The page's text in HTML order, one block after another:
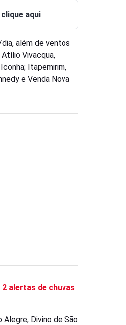
aqui
além de ventos
Vivacqua,
Itapemirim,
e Venda Nova
2 alertas de chuvas
Alegre, Divino de São